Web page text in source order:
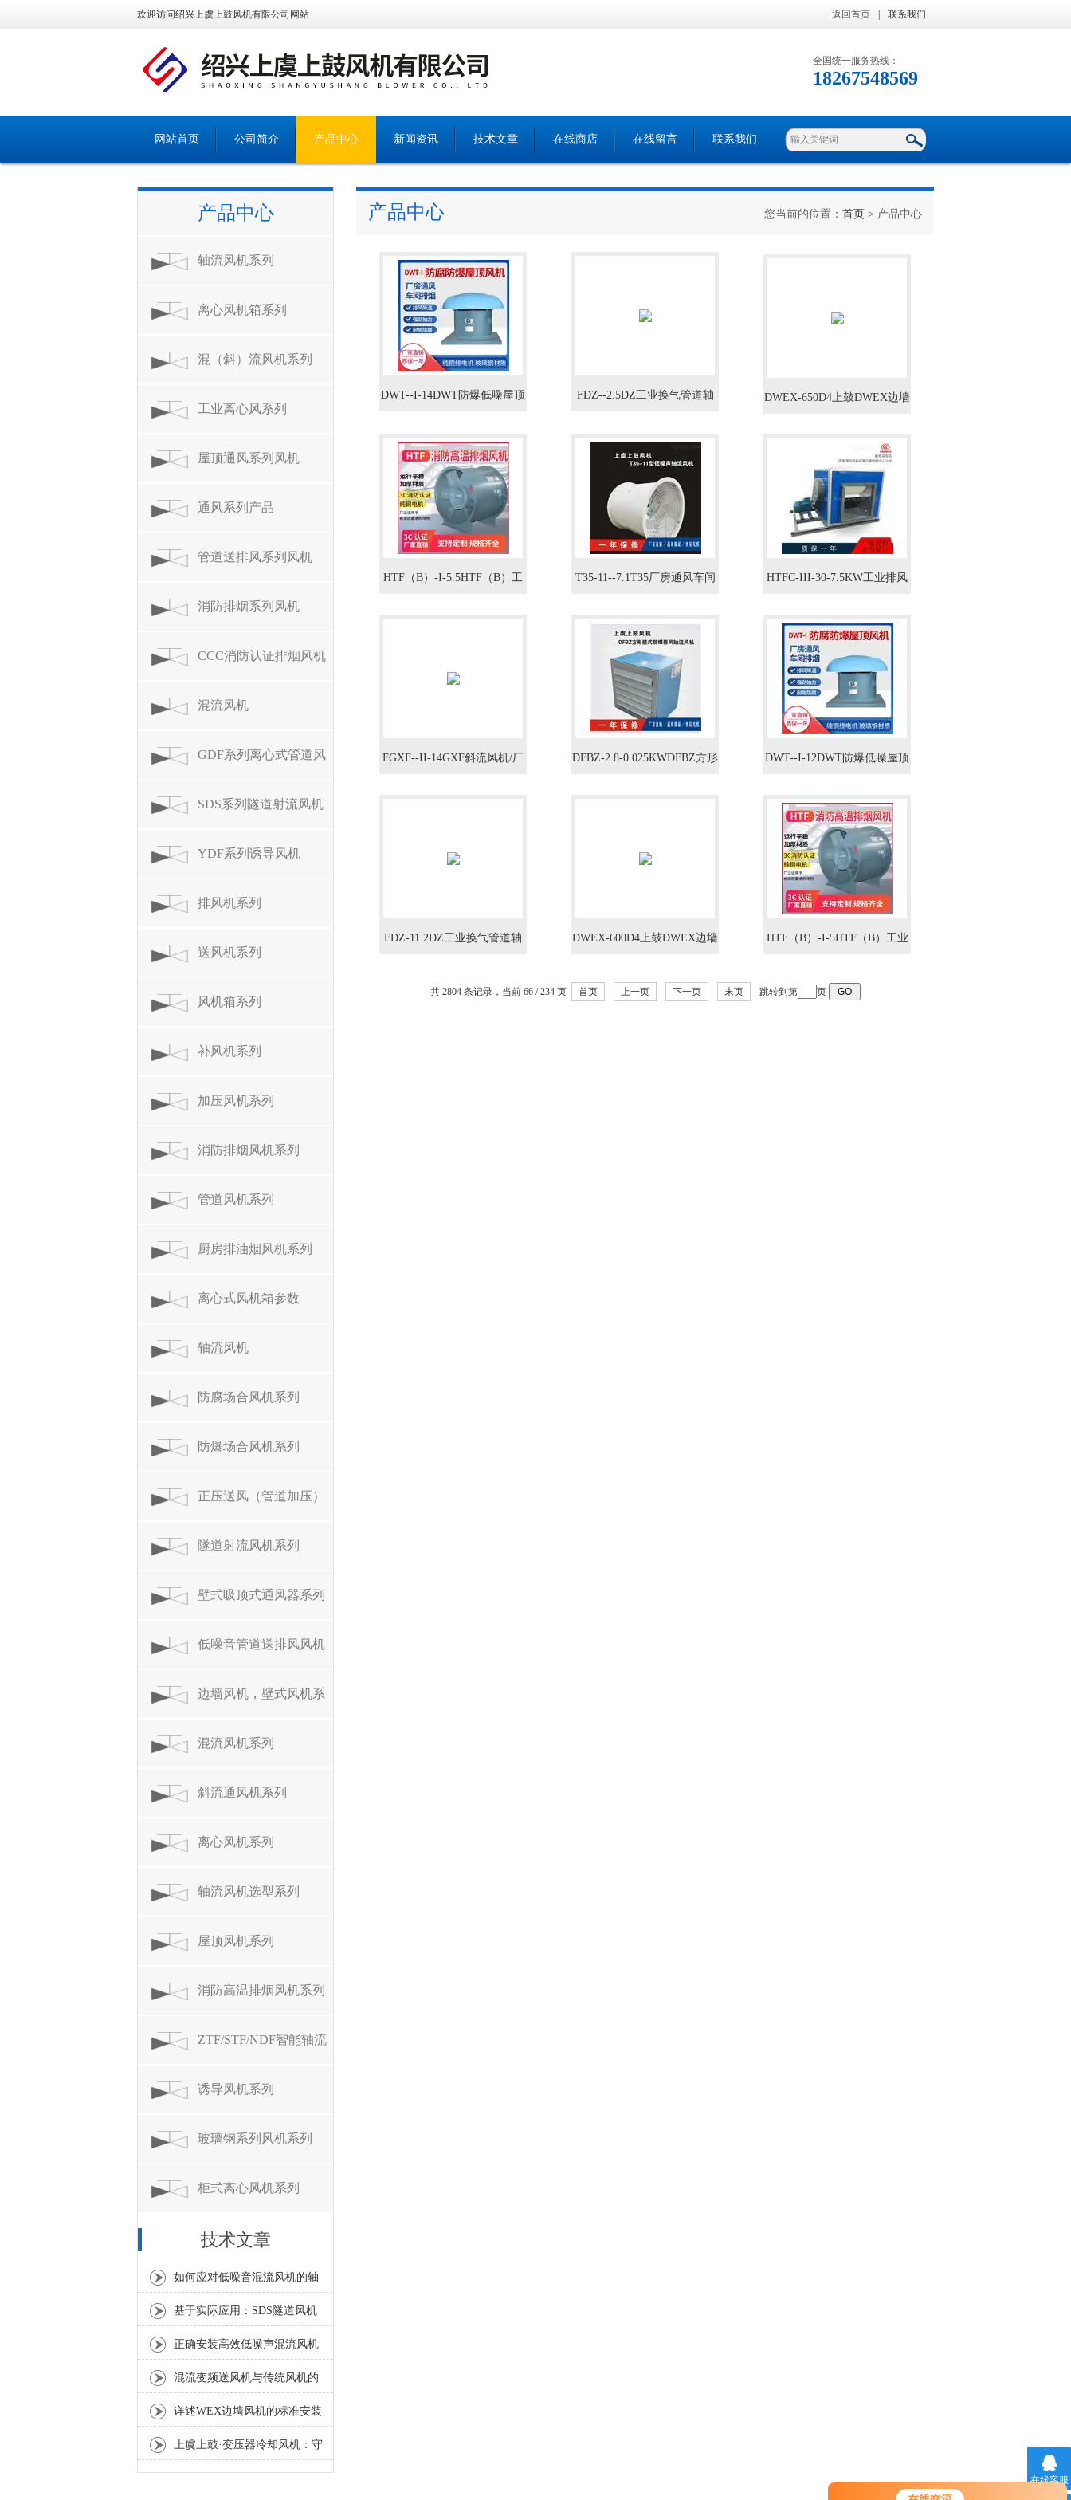
欢迎访问绍兴上虞上鼓风机有限公司网站 返回首页 联系我们
全国统一服务热线：
18267548569
网站首页 公司简介 产品中心 新闻资讯 技术文章 在线商店 在线留言 联系我们
产品中心
轴流风机系列
离心风机箱系列
混（斜）流风机系列
工业离心风系列
屋顶通风系列风机
通风系列产品
管道送排风系列风机
消防排烟系列风机
CCC消防认证排烟风机
系列
混流风机
GDF系列离心式管道风
机
SDS系列隧道射流风机
YDF系列诱导风机
排风机系列
送风机系列
风机箱系列
补风机系列
加压风机系列
消防排烟风机系列
管道风机系列
厨房排油烟风机系列
离心式风机箱参数
轴流风机
防腐场合风机系列
防爆场合风机系列
正压送风（管道加压）
风机系列
隧道射流风机系列
壁式吸顶式通风器系列
低噪音管道送排风风机
系列
边墙风机，壁式风机系
列
混流风机系列
斜流通风机系列
离心风机系列
轴流风机选型系列
屋顶风机系列
消防高温排烟风机系列
ZTF/STF/NDF智能轴流
风机
诱导风机系列
玻璃钢系列风机系列
柜式离心风机系列
技术文章
如何应对低噪音混流风机的轴
承温度异常升高？
基于实际应用：SDS隧道风机
常见问题诊断与解决策略
正确安装高效低噪声混流风机
是确保风量和噪声指标的关键
混流变频送风机与传统风机的
区别分析
详述WEX边墙风机的标准安装
流程与方法
上虞上鼓·变压器冷却风机：守
护电力设备稳定运行的散热利
产品中心 您当前的位置： 首页 > 产品中心
DWT--I-14DWT防爆低噪屋顶 FDZ--2.5DZ工业换气管道轴 DWEX-650D4上鼓DWEX边墙
HTF（B）-I-5.5HTF（B）工 T35-11--7.1T35厂房通风车间 HTFC-III-30-7.5KW工业排风
III型
FGXF--II-14GXF斜流风机/厂 DFBZ-2.8-0.025KWDFBZ方形 DWT--I-12DWT防爆低噪屋顶
FDZ-11.2DZ工业换气管道轴 DWEX-600D4上鼓DWEX边墙 HTF（B）-I-5HTF（B）工业
7.5KW
共 2804 条记录，当前 66 / 234 页 首页 上一页 下一页 末页 跳转到第 页
在线客服